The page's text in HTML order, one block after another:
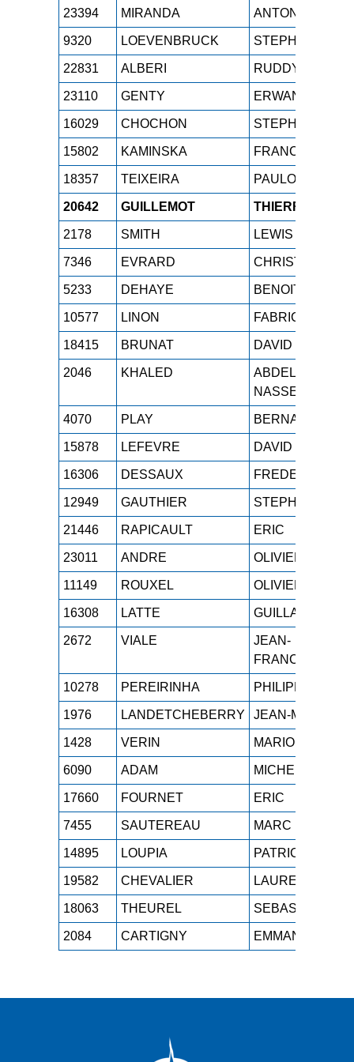
23394 MIRANDA ANTONIO
9320 LOEVENBRUCK STEPHANE
22831 ALBERI RUDDY
23110 GENTY ERWAN
16029 CHOCHON STEPHANE
15802 KAMINSKA FRANCOIS
18357 TEIXEIRA PAULO
20642 GUILLEMOT THIERRY
2178 SMITH LEWIS
7346 EVRARD CHRISTOPHE
5233 DEHAYE BENOIT
10577 LINON FABRICE
18415 BRUNAT DAVID
2046 KHALED
ABDEL
NASSER
4070 PLAY BERNARD
15878 LEFEVRE DAVID
16306 DESSAUX FREDERIC
12949 GAUTHIER STEPHANE
21446 RAPICAULT ERIC
23011 ANDRE OLIVIER
11149 ROUXEL OLIVIER
16308 LATTE GUILLAUME
2672 VIALE
JEAN-
FRANCOIS
10278 PEREIRINHA PHILIPPE
1976 LANDETCHEBERRY JEAN-MARIE
1428 VERIN MARIO
6090 ADAM MICHEL
17660 FOURNET ERIC
7455 SAUTEREAU MARC
14895 LOUPIA PATRICK
19582 CHEVALIER LAURENT
18063 THEUREL SEBASTIEN
2084 CARTIGNY EMMANUEL